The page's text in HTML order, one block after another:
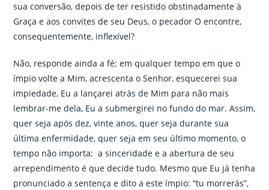
sua conversão, depois de ter resistido obstinadamente à
Graça e aos convites de seu Deus, o pecador O encontre,
consequentemente, inflexível?
Não, responde ainda a fé; em qualquer tempo em que o
ímpio volte a Mim, acrescenta o Senhor, esquecerei sua
impiedade, Eu a lançarei atrás de Mim para não mais
lembrar-me dela, Eu a submergirei no fundo do mar. Assim,
quer seja após dez, vinte anos, quer seja durante sua
última enfermidade, quer seja em seu último momento, o
tempo não importa; a sinceridade e a abertura de seu
arrependimento é que decide tudo. Mesmo que Eu já tenha
pronunciado a sentença e dito a este ímpio: “tu morrerás”,